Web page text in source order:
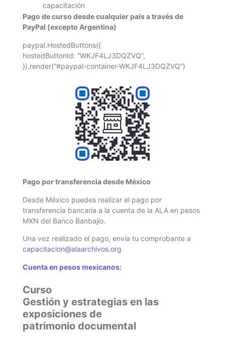
capacitación
Pago de curso desde cualquier país a través de
PayPal (excepto Argentina)
paypal.HostedButtons({
hostedButtonId: “WKJF4LJ3DQZVQ”,
}).render(“#paypal-container-WKJF4LJ3DQZVQ”)
Pago por transferencia desde México
Desde México puedes realizar el pago por
transferencia bancaria a la cuenta de la ALA en pesos
MXN del Banco Banbajío.
Una vez realizado el pago, envía tu comprobante a
capacitacion@alaarchivos.org
Cuenta en pesos mexicanos:
Curso
Gestión y estrategias en las
exposiciones de
patrimonio documental